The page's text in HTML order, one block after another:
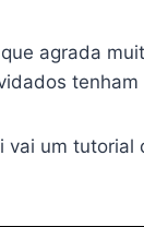
agrada
um